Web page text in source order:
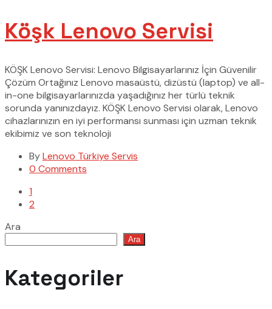
Köşk Lenovo Servisi
KÖŞK Lenovo Servisi: Lenovo Bilgisayarlarınız İçin Güvenilir
Çözüm Ortağınız Lenovo masaüstü, dizüstü (laptop) ve all-
in-one bilgisayarlarınızda yaşadığınız her türlü teknik
sorunda yanınızdayız. KÖŞK Lenovo Servisi olarak, Lenovo
cihazlarınızın en iyi performansı sunması için uzman teknik
ekibimiz ve son teknoloji
ByLenovo Türkiye Servis
0 Comments
1
2
Ara
Ara
Kategoriler